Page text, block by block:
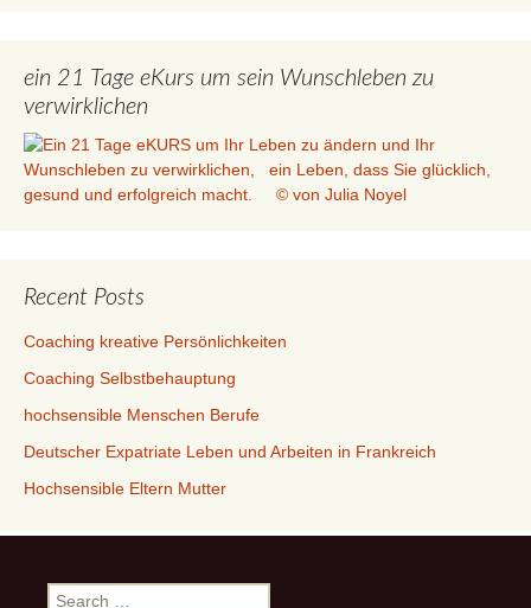
ein 21 Tage eKurs um sein Wunschleben zu
verwirklichen
Recent Posts
Coaching kreative Persönlichkeiten
Coaching Selbstbehauptung
hochsensible Menschen Berufe
Deutscher Expatriate Leben und Arbeiten in Frankreich
Hochsensible Eltern Mutter
Search